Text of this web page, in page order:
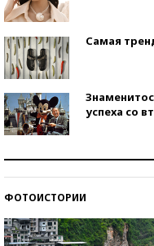
Самая
успеха со
ФОТОИСТОРИИ